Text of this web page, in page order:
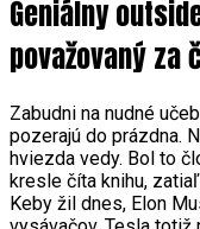
Geniálny
považovaný za
Zabudni na nudné
pozerajú do prázdna.
hviezda vedy. Bol to
kresle číta knihu,
Keby žil dnes, Elon